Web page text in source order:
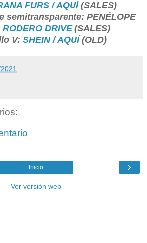
FURS / AQUÍ(SALES)
semitransparente: PENÉLOPE
RODERO DRIVE(SALES)
V: SHEIN / AQUÍ(OLD)
›
Inicio
Ver versión web